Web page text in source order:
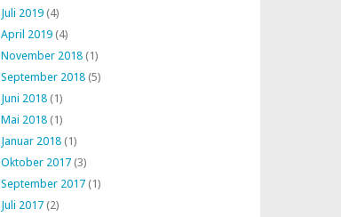
Juli 2019 (4)
April 2019 (4)
November 2018 (1)
September 2018 (5)
Juni 2018 (1)
Mai 2018 (1)
Januar 2018 (1)
Oktober 2017 (3)
September 2017 (1)
Juli 2017 (2)